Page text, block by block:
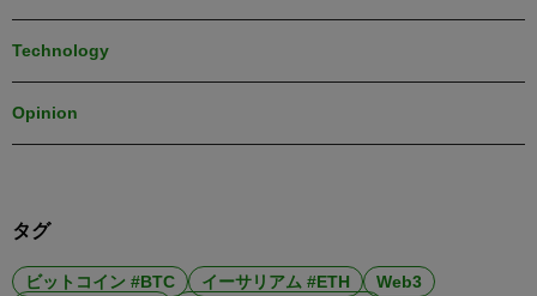
Technology
Opinion
タグ
ビットコイン #BTC イーサリアム #ETH
Web3